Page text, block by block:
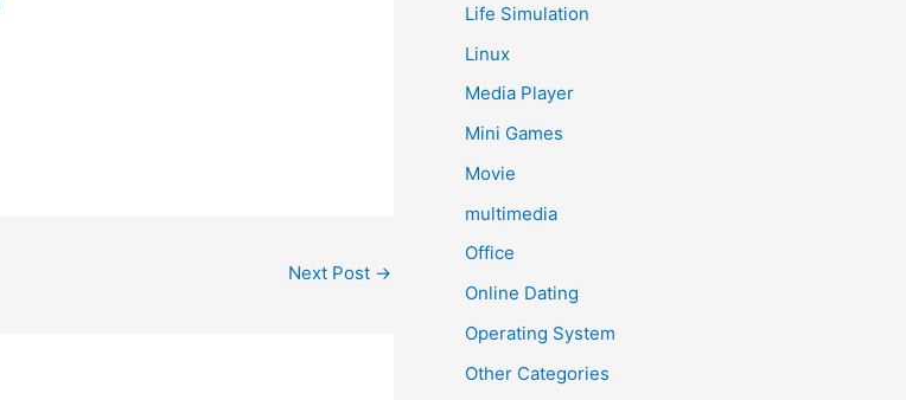
Next Post →
Life Simulation
Linux
Media Player
Mini Games
Movie
multimedia
Office
Online Dating
Operating System
Other Categories